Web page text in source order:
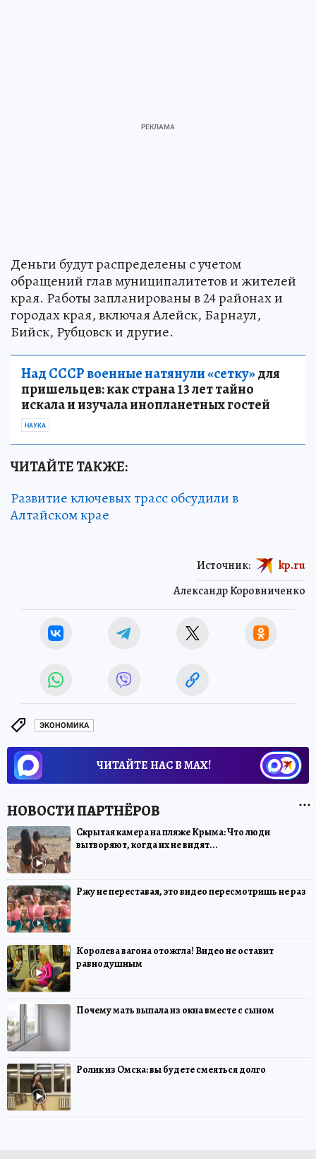
Деньги будут распределены с учетом
обращений глав муниципалитетов и жителей
края. Работы запланированы в 24 районах и
городах края, включая Алейск, Барнаул,
Бийск, Рубцовск и другие.
Над СССР военные натянули «сетку»для
пришельцев: как страна 13 лет тайно
искала и изучала инопланетных гостей
НАУКА
ЧИТАЙТЕ ТАКЖЕ:
Развитие ключевых трасс обсудили в
Алтайском крае
Александр Коровниченко
Источник: kp.ru
ЭКОНОМИКА
ЧИТАЙТЕ НАС В МАХ!
Скрытая камера на пляже Крыма: Что люди
вытворяют, когда их не видят...
Ржу не переставая, это видео пересмотришь не раз
Королева вагона отожгла! Видео не оставит
равнодушным
Почему мать выпала из окна вместе с сыном
Ролик из Омска: вы будете смеяться долго